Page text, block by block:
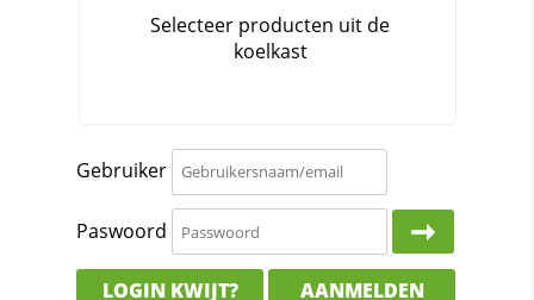
Gebruiker
Paswoord
LOGIN KWIJT? AANMELDEN